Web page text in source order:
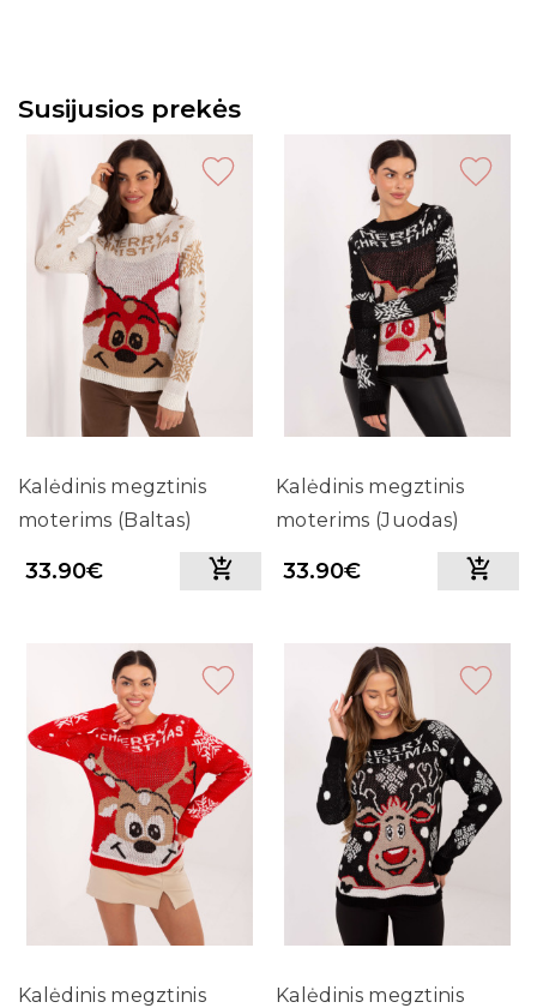
Susijusios prekės
Kalėdinis megztinis
moterims (Baltas)
33.90€
Kalėdinis megztinis
moterims (Juodas)
33.90€
Kalėdinis megztinis
Kalėdinis megztinis